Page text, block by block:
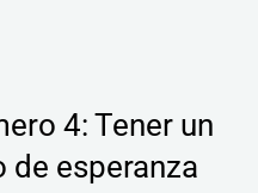
4: Tener un
esperanza